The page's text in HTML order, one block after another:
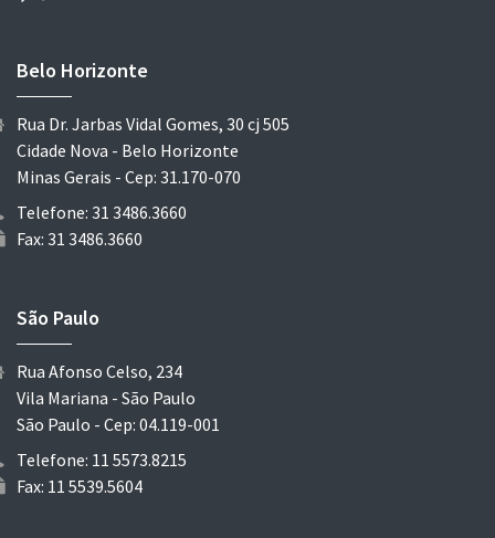
Belo Horizonte
Rua Dr. Jarbas Vidal Gomes, 30 cj 505
Cidade Nova - Belo Horizonte
Minas Gerais - Cep: 31.170-070
Telefone: 31 3486.3660
Fax: 31 3486.3660
São Paulo
Rua Afonso Celso, 234
Vila Mariana - São Paulo
São Paulo - Cep: 04.119-001
Telefone: 11 5573.8215
Fax: 11 5539.5604